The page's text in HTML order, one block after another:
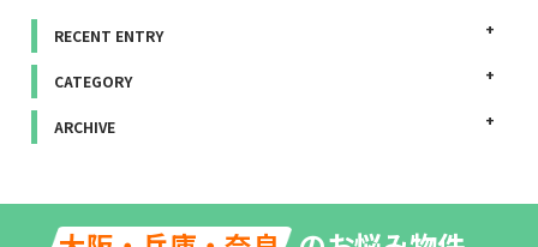
RECENT ENTRY
CATEGORY
ARCHIVE